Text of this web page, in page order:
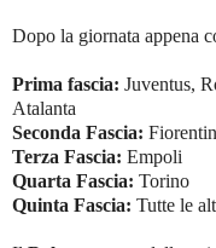
Dopo la giornata appena
Prima fascia: Juventus,
Atalanta
Seconda Fascia:
Terza Fascia: Empoli
Quarta Fascia: Torino
Quinta Fascia: Tutte le